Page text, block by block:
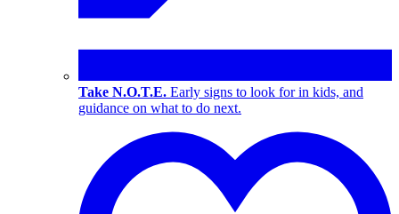
Take N.O.T.E. Early signs to look for in kids, and
guidance on what to do next.